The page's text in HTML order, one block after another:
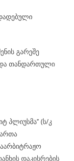
გარეშე
და თანდართული
პლიუსმა’’ (ს/კ
დაკისრების